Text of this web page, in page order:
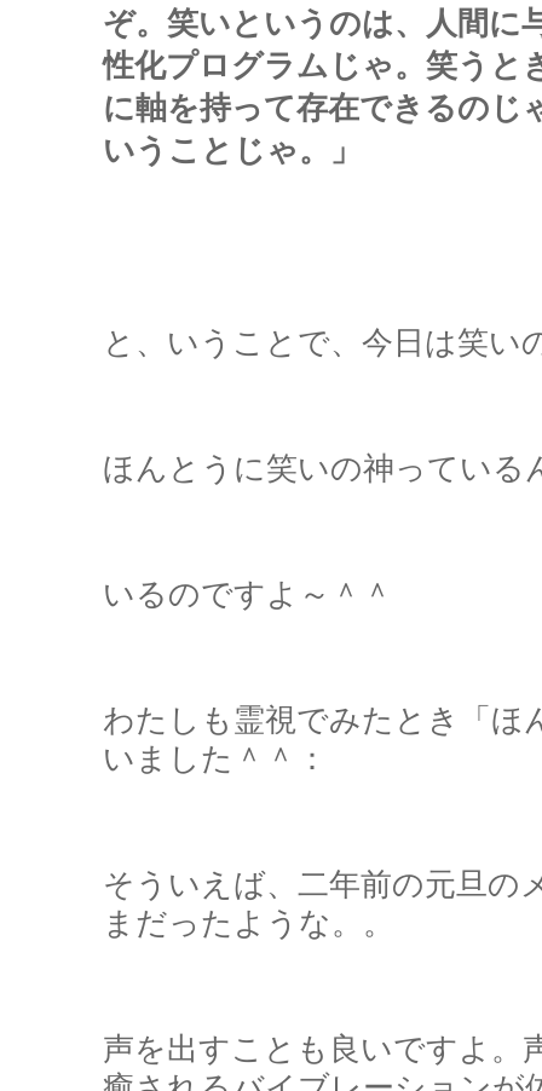
ぞ。笑いというのは、人間に
性化プログラムじゃ。笑うと
に軸を持って存在できるのじ
いうことじゃ。」
と、いうことで、今日は笑い
ほんとうに笑いの神っている
いるのですよ～＾＾
わたしも霊視でみたとき「ほ
いました＾＾：
そういえば、二年前の元旦の
まだったような。。
声を出すことも良いですよ。